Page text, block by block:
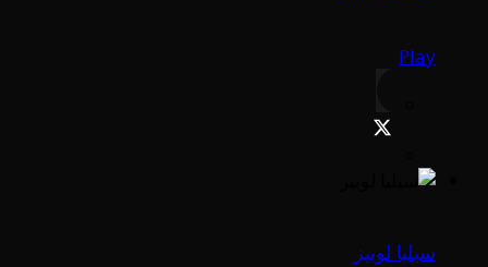
Play
سيليا لوبيز